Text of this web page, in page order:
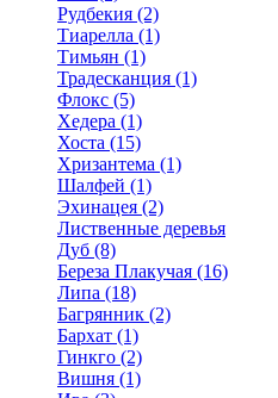
Рудбекия (2)
Тиарелла (1)
Тимьян (1)
Традесканция (1)
Флокс (5)
Хедера (1)
Хоста (15)
Хризантема (1)
Шалфей (1)
Эхинацея (2)
Лиственные деревья
Дуб (8)
Береза Плакучая (16)
Липа (18)
Багрянник (2)
Бархат (1)
Гинкго (2)
Вишня (1)